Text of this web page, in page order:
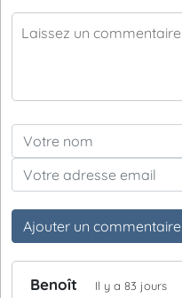
Ajouter un commentaire
Benoît Il y a 83 jours